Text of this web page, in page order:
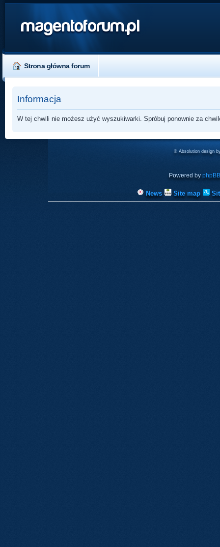
magentoforum.pl
Strona główna forum
Informacja
W tej chwili nie możesz użyć wyszukiwarki. Spróbuj ponownie za
© Absolution design
Powered by phpBB
News Site map